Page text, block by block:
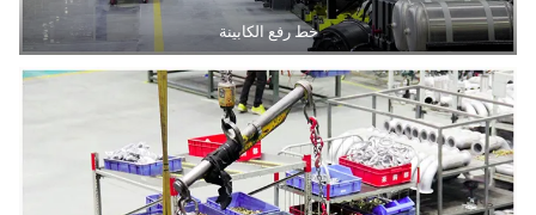
خط رفع الكابينة